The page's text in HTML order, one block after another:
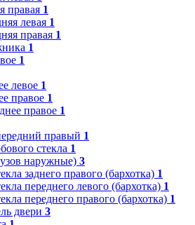
правая 1
левая 1
правая 1
1
1
левое 1
правое 1
правое 1
правый 1
стекла 1
наружные) 3
заднего правого (бархотка) 1
переднего левого (бархотка) 1
переднего правого (бархотка) 1
двери 3